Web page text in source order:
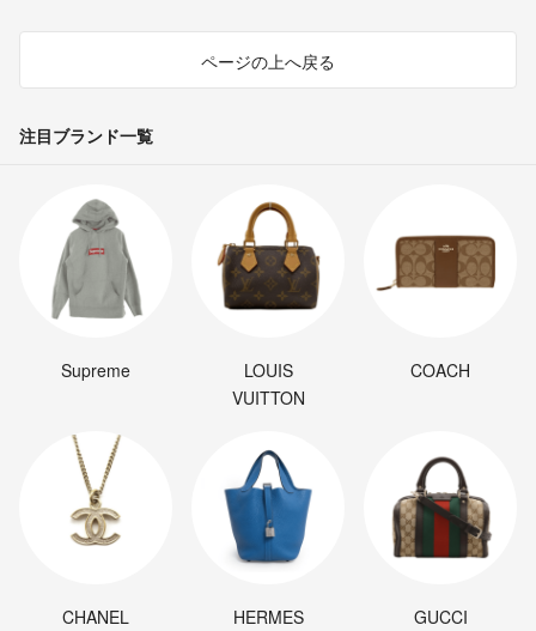
ページの上へ戻る
注目ブランド一覧
Supreme
LOUIS
VUITTON
COACH
CHANEL HERMES GUCCI